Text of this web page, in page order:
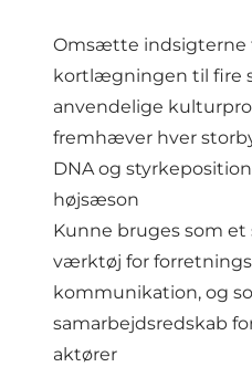
Omsætte indsigterne
kortlægningen til fire
anvendelige
fremhæver hver
DNA og
højsæson
Kunne bruges som et
værktøj for
kommunikation, og
samarbejdsredskab
aktører